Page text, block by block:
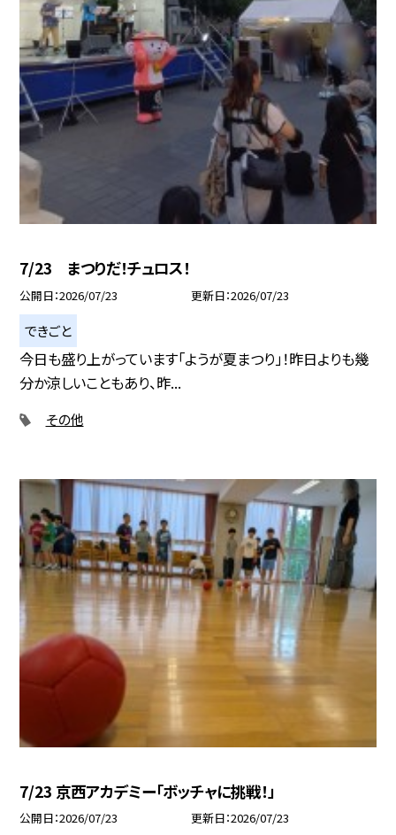
7/23 まつりだ！チュロス！
公開日 2026/07/23 更新日 2026/07/23
できごと
今日も盛り上がっています「ようが夏まつり」！昨日よりも幾
分か涼しいこともあり、昨...
その他
7/23 京西アカデミー「ボッチャに挑戦！」
公開日 2026/07/23 更新日 2026/07/23